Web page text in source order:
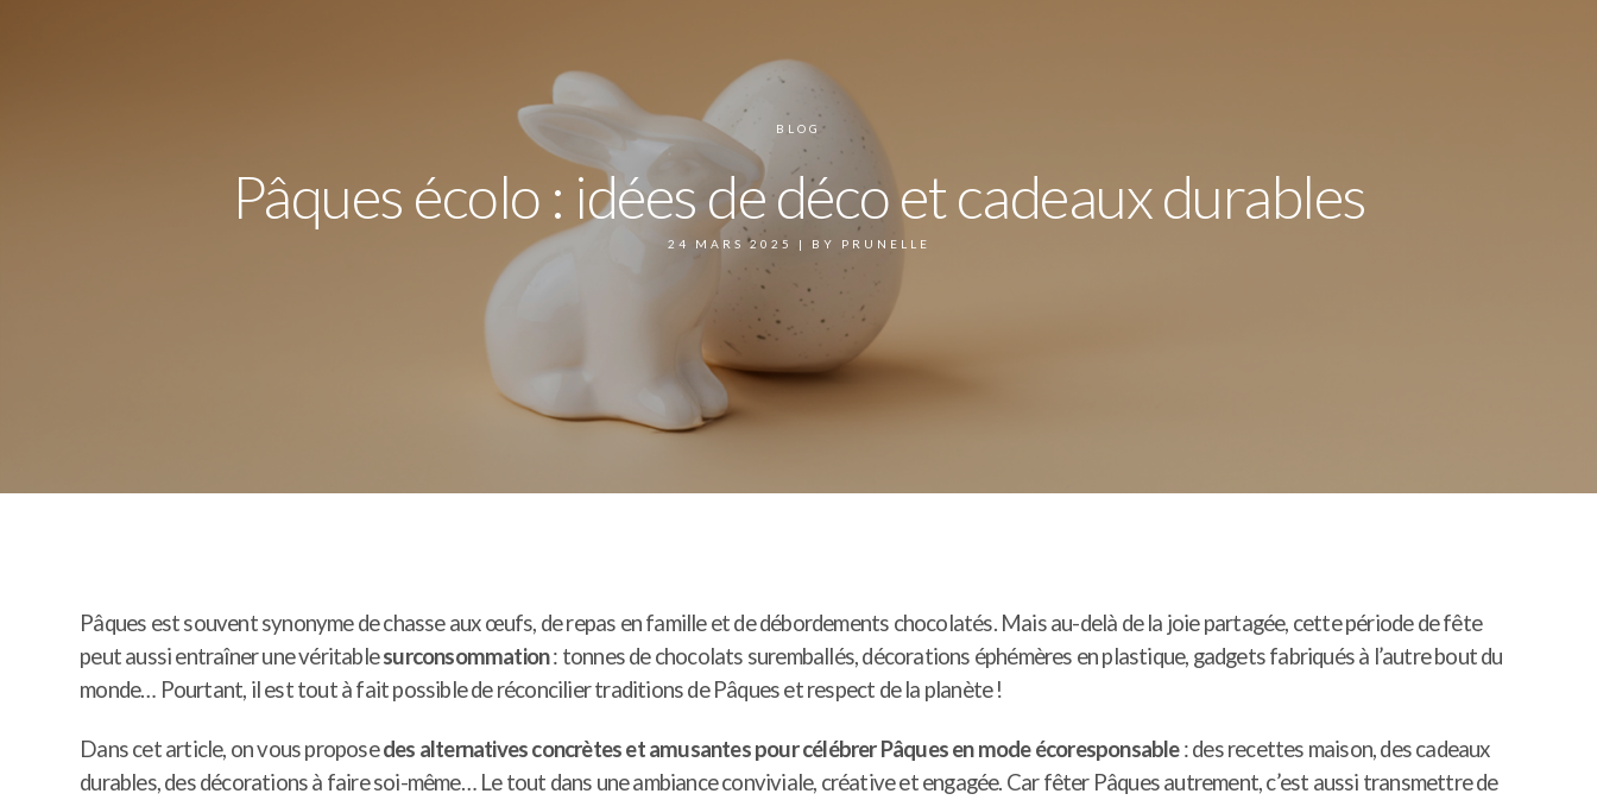
BLOG
Pâques écolo : idées de déco et cadeaux durables
24 MARS 2025 | BY PRUNELLE
Pâques est souvent synonyme de chasse aux œufs, de repas en famille et de débordements chocolatés. Mais au-delà de la joie partagée, cette période de fête
peut aussi entraîner une véritablesurconsommation: tonnes de chocolats suremballés, décorations éphémères en plastique, gadgets fabriqués à l’autre bout du
monde… Pourtant, il est tout à fait possible de réconcilier traditions de Pâques et respect de la planète !
Dans cet article, on vous proposedes alternatives concrètes et amusantes pour célébrer Pâques en mode écoresponsable: des recettes maison, des cadeaux
durables, des décorations à faire soi-même… Le tout dans une ambiance conviviale, créative et engagée. Car fêter Pâques autrement, c’est aussi transmettre de